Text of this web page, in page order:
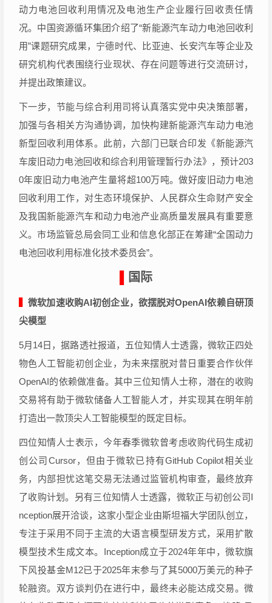
动力电池回收利用情况及电池生产企业履行回收责任情
况。中国资源循环集团介绍了“新能源汽车动力电池回收利
用”课题研究成果，宁德时代、比亚迪、长安汽车等企业及
研究机构代表围绕行业现状、存在问题等进行交流研讨，
并提出政策建议。
下一步，节能与综合利用司将认真落实党中央决策部署，
加强与各相关方沟通协调，加快构建新能源汽车动力电池
新型回收利用体系。此前，六部门已联合印发《新能源汽
车废旧动力电池回收和综合利用管理暂行办法》，预计203
0年废旧动力电池产生量将超100万吨。做好废旧动力电池
回收利用工作，对生态环境保护、人民群众生命财产安全
及我国新能源汽车和动力电池产业高质量发展具有重要意
义。市场监管总局会同工业和信息化部正在筹建“全国动力
电池回收利用标准化技术委员会”。
国际
微软加速收购AI初创企业，欲摆脱对OpenAI依赖自研顶
尖模型
5月14日，据路透社报道，五位知情人士透露，微软正四处
物色人工智能初创企业，为未来摆脱对昔日重要合作伙伴
OpenAI的依赖做准备。其中三位知情人士称，潜在的收购
交易将有助于微软储备人工智能人才，并实现其在明年前
打造出一款顶尖人工智能模型的既定目标。
四位知情人士表示，今年春季微软曾考虑收购代码生成初
创公司Cursor，但由于微软已持有GitHub Copilot相关业
务，内部担忧这笔交易无法通过监管机构审查，最终放弃
了收购计划。另有三位知情人士透露，微软正与初创公司I
nception展开洽谈，这家小型企业由斯坦福大学团队创立，
专注于采用不同于主流的大语言模型研发方式，采用扩散
模型技术生成文本。Inception成立于2024年年中，微软旗
下风投基金M12已于2025年末参与了其5000万美元的种子
轮融资。双方谈判仍在进行中，最终未必能达成交易。微